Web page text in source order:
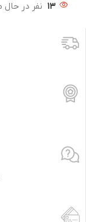
13 نفر در